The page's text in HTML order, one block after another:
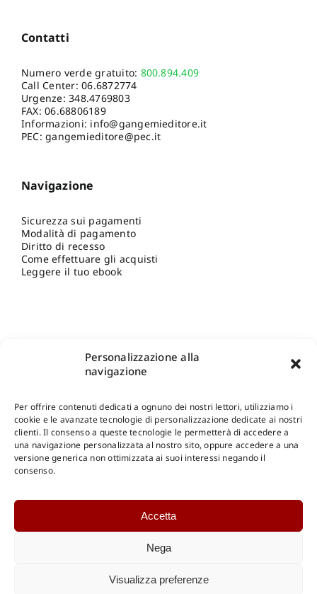
Personalizzazione alla
navigazione
Per offrire contenuti dedicati a ognuno dei nostri lettori, utilizziamo i
cookie e le avanzate tecnologie di personalizzazione dedicate ai nostri
clienti. Il consenso a queste tecnologie le permetterà di accedere a
una navigazione personalizzata al nostro sito, oppure accedere a una
versione generica non ottimizzata ai suoi interessi negando il
consenso.
Accetta
Nega
Visualizza preferenze
Contatti
Numero verde gratuito: 800.894.409
Call Center:06.6872774
Urgenze:348.4769803
FAX: 06.68806189
Informazioni: info@gangemieditore.it
PEC: gangemieditore@pec.it
Navigazione
Sicurezza sui pagamenti
Modalità di pagamento
Diritto di recesso
Come effettuare gli acquisti
Leggere il tuo ebook
Shop Gangemi Editore-Pagamenti Sicuri e anche Rateali
Catalogo Internazionale
DOWNLOAD
Catalogo Internazionale